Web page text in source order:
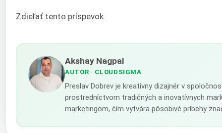
Zdieľať tento príspevok
Akshay Nagpal
AUTOR · CLOUDSIGMA
Preslav Dobrev je kreatívny dizajnér v
prostredníctvom tradičných a inovatívnych
marketingom, čím vytvára pôsobivé príbehy